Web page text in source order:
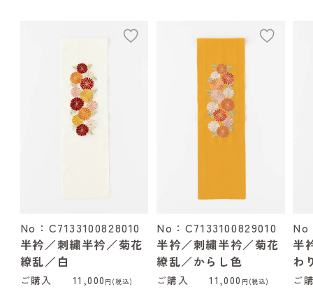
No：C7133100828010
半衿／刺繍半衿／菊花
繚乱／白
ご購入 11,000 円(税込)
No：C7133100829010
半衿／刺繍半衿／菊花
繚乱／からし色
ご購入 11,000 円(税込)
No
半
わ
ご